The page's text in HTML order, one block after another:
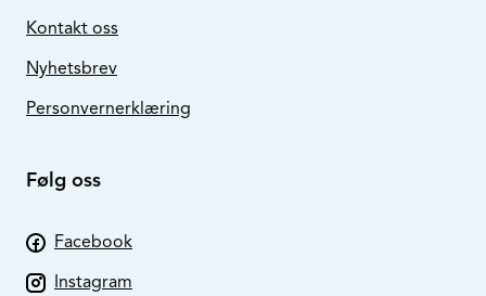
Kontakt oss
Nyhetsbrev
Personvernerklæring
Følg oss
Facebook
Instagram